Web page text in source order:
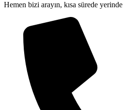
Hemen bizi arayın, kısa sürede